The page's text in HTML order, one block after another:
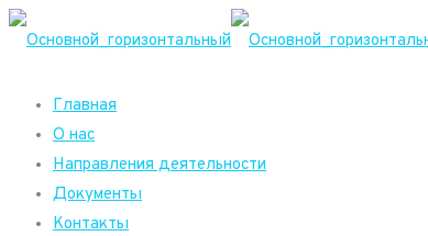
Главная
О нас
Направления деятельности
Документы
Контакты